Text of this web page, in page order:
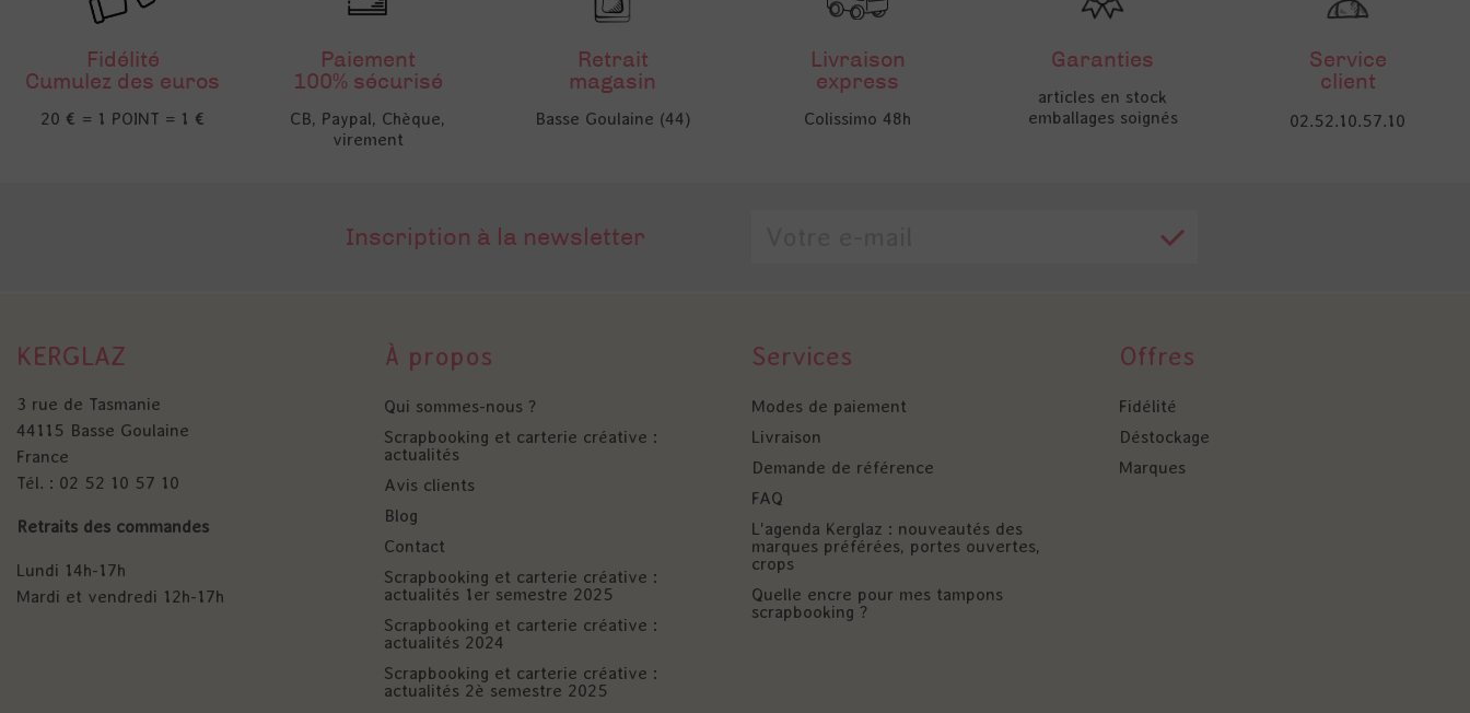
Fidélité
Cumulez des euros
20 € = 1 POINT = 1 €
Paiement
100% sécurisé
CB, Paypal, Chèque,
virement
Retrait
magasin
Basse Goulaine (44)
Livraison
express
Colissimo 48h
Garanties
articles en stock
emballages soignés
Service
client
02.52.10.57.10
Inscription à la newsletter
KERGLAZ
3 rue de Tasmanie
44115 Basse Goulaine
France
Tél. : 02 52 10 57 10
Retraits des commandes
Lundi 14h-17h
Mardi et vendredi 12h-17h
À propos
Qui sommes-nous ?
Scrapbooking et carterie créative :
actualités
Avis clients
Blog
Contact
Scrapbooking et carterie créative :
actualités 1er semestre 2025
Scrapbooking et carterie créative :
actualités 2024
Scrapbooking et carterie créative :
actualités 2è semestre 2025
Services
Modes de paiement
Livraison
Demande de référence
FAQ
L'agenda Kerglaz : nouveautés des
marques préférées, portes ouvertes,
crops
Quelle encre pour mes tampons
scrapbooking ?
Offres
Fidélité
Déstockage
Marques